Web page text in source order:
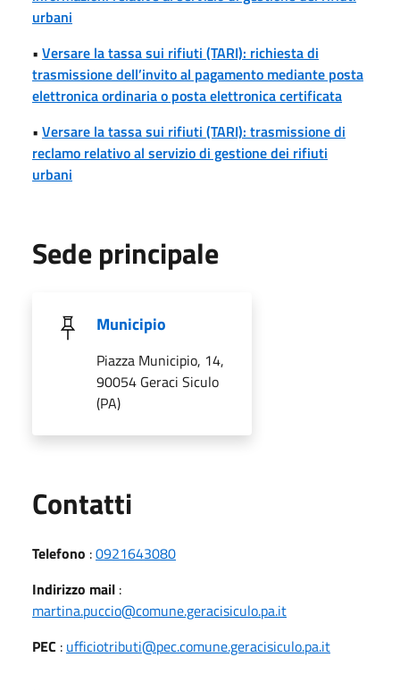
urbani
• Versare la tassa sui rifiuti (TARI): richiesta di
trasmissione dell’invito al pagamento mediante posta
elettronica ordinaria o posta elettronica certificata
• Versare la tassa sui rifiuti (TARI): trasmissione di
reclamo relativo al servizio di gestione dei rifiuti
urbani
Sede principale
Municipio
Piazza Municipio, 14,
90054 Geraci Siculo
(PA)
Contatti
Telefono :0921643080
Indirizzo mail :
martina.puccio@comune.geracisiculo.pa.it
PEC : ufficiotributi@pec.comune.geracisiculo.pa.it